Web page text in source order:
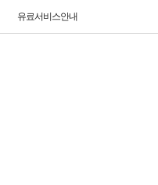
유료서비스안내